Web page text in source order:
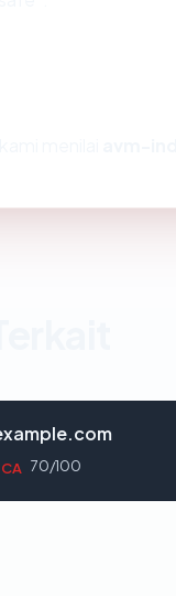
CA 70/100